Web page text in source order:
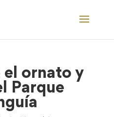
ornato y
Parque